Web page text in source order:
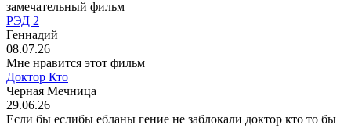
замечательный фильм
РЭД 2
Геннадий
08.07.26
Мне нравится этот фильм
Доктор Кто
Черная Мечница
29.06.26
Если бы еслибы ебланы гение не заблокали доктор кто то бы